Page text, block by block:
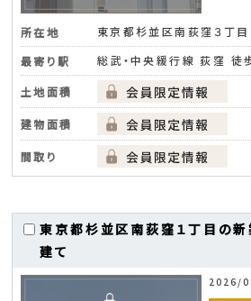
所在地
東京都杉並区南荻窪３丁目
最寄り駅
総武・中央緩行線 荻窪 徒
土地面積
建物面積
間取り
東京都杉並区南荻窪１丁目の新
建て
2026/